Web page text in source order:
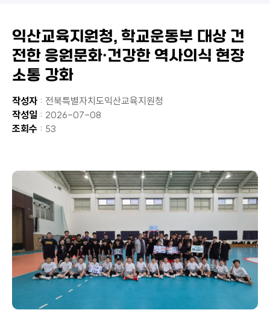
익산교육지원청, 학교운동부 대상 건
전한 응원문화·건강한 역사의식 현장
소통 강화
작성자 : 전북특별자치도익산교육지원청
작성일 : 2026-07-08
조회수 : 53